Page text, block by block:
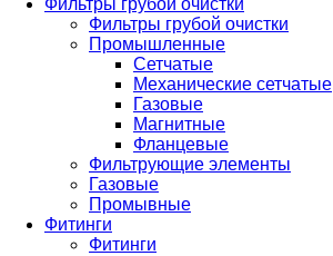
Фильтры грубой очистки
Фильтры грубой очистки
Промышленные
Сетчатые
Механические сетчатые
Газовые
Магнитные
Фланцевые
Фильтрующие элементы
Газовые
Промывные
Фитинги
Фитинги